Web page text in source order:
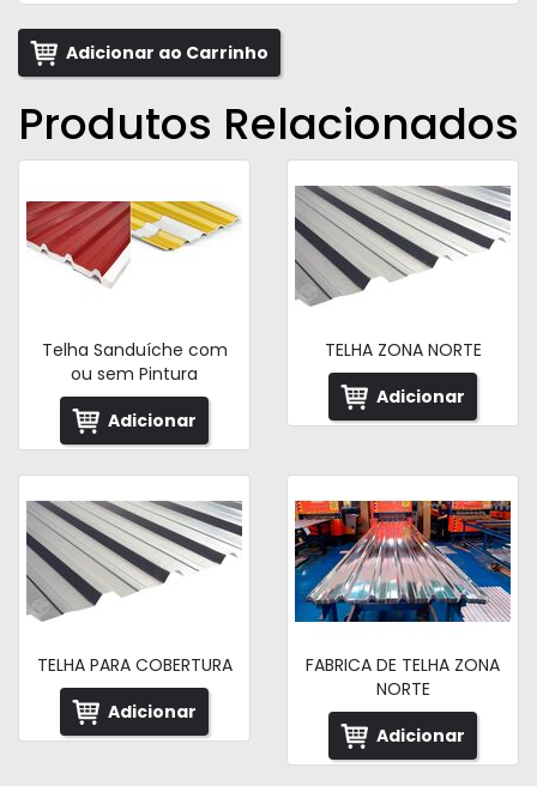
Adicionar ao Carrinho
Produtos Relacionados
Telha Sanduíche com
ou sem Pintura
Adicionar
TELHA ZONA NORTE
Adicionar
TELHA PARA COBERTURA
Adicionar
FABRICA DE TELHA ZONA
NORTE
Adicionar